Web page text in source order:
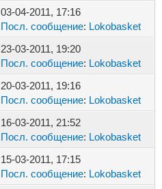
03-04-2011, 17:16
Посл. сообщение: Lokobasket
23-03-2011, 19:20
Посл. сообщение: Lokobasket
20-03-2011, 19:16
Посл. сообщение: Lokobasket
16-03-2011, 21:52
Посл. сообщение: Lokobasket
15-03-2011, 17:15
Посл. сообщение: Lokobasket